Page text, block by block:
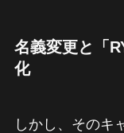
名義変更と「
化
しかし、そのキ